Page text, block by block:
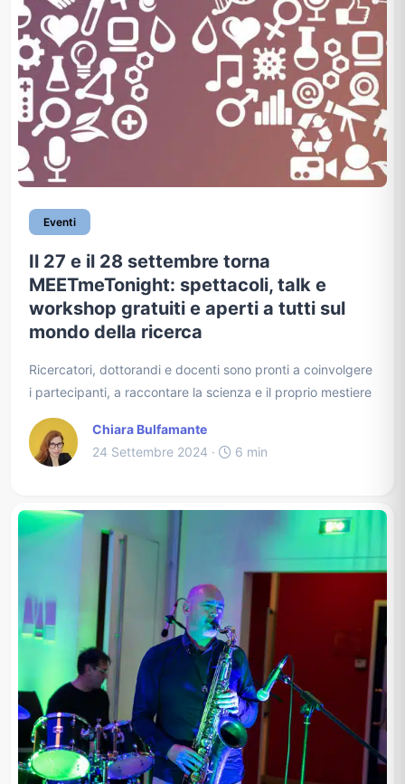
Eventi
Il 27 e il 28 settembre torna
MEETmeTonight: spettacoli, talk e
workshop gratuiti e aperti a tutti sul
mondo della ricerca
Ricercatori, dottorandi e docenti sono pronti a coinvolgere
i partecipanti, a raccontare la scienza e il proprio mestiere
Chiara Bulfamante
24 Settembre 2024 ·
6 min